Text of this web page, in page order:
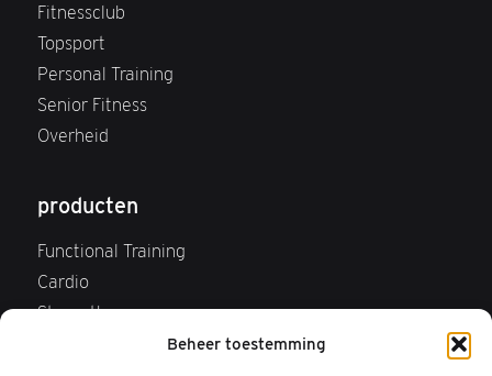
Beheer toestemming
Fitnessclub
Topsport
Personal Training
Senior Fitness
Overheid
producten
Functional Training
Cardio
Strength